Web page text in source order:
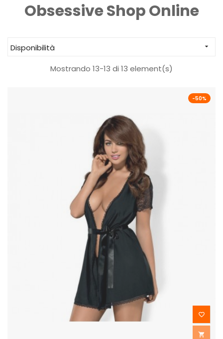
Obsessive Shop Online
Disponibilità 
Mostrando 13-13 di 13 element(s)
-50%

